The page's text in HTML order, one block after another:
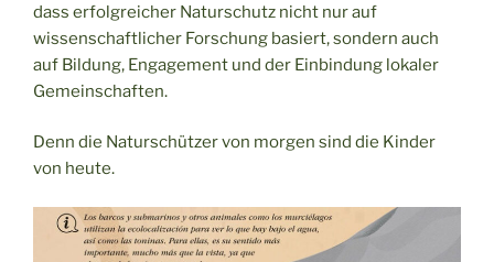
dass erfolgreicher Naturschutz nicht nur auf
wissenschaftlicher Forschung basiert, sondern auch
auf Bildung, Engagement und der Einbindung lokaler
Gemeinschaften.
Denn die Naturschützer von morgen sind die Kinder
von heute.